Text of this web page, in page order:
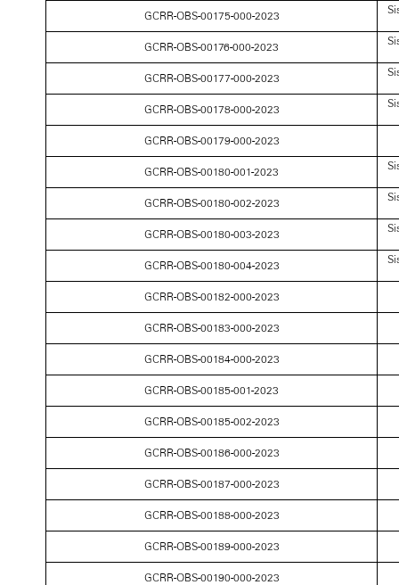
GCRR-OBS-00175-000-2023
GCRR-OBS-00176-000-2023
GCRR-OBS-00177-000-2023
GCRR-OBS-00178-000-2023
GCRR-OBS-00179-000-2023
GCRR-OBS-00180-001-2023
GCRR-OBS-00180-002-2023
GCRR-OBS-00180-003-2023
GCRR-OBS-00180-004-2023
GCRR-OBS-00182-000-2023
GCRR-OBS-00183-000-2023
GCRR-OBS-00184-000-2023
GCRR-OBS-00185-001-2023
GCRR-OBS-00185-002-2023
GCRR-OBS-00186-000-2023
GCRR-OBS-00187-000-2023
GCRR-OBS-00188-000-2023
GCRR-OBS-00189-000-2023
GCRR-OBS-00190-000-2023